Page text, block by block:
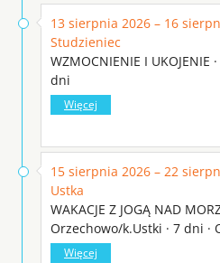
13 sierpnia 2026 – 16
Studzieniec
WZMOCNIENIE I UKOJENIE
dni
Więcej
15 sierpnia 2026 – 22
Ustka
WAKACJE Z JOGĄ NAD
Orzechowo/k.Ustki · 7 dni ·
Więcej